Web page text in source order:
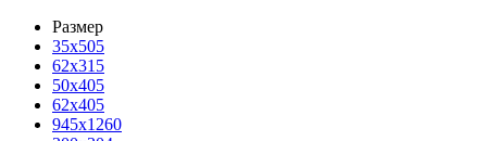
Размер
35х505
62x315
50x405
62х405
945x1260